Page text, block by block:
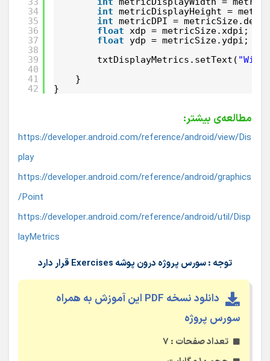
34
35
36
37
38
39
40
41
42
int metricDisplayHeight =
int metricDPI =
float xdp = metricSize.xdpi;
float
ydp = metricSize.ydpi;
txtDisplayMetrics.setText(
}
}
مطالعه‌ی بیشتر:
https://developer.android.com/reference/android/view/Dis
play
https://developer.android.com/reference/android/graphics
/Point
https://developer.android.com/reference/android/util/Disp
layMetrics
توجه : سورس پروژه درون پوشه Exercises قرار دارد
دانلود نسخه PDF این آموزش به همراه
سورس پروژه
تعداد صفحات : ۷